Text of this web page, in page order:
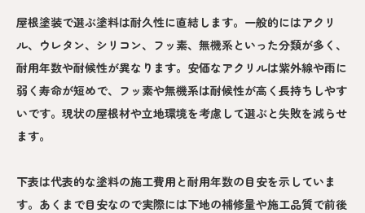
屋根塗装で選ぶ塗料は耐久性に直結します。一般的にはアクリ
ル、ウレタン、シリコン、フッ素、無機系といった分類が多く、
耐用年数や耐候性が異なります。安価なアクリルは紫外線や雨に
弱く寿命が短めで、フッ素や無機系は耐候性が高く長持ちしやす
いです。現状の屋根材や立地環境を考慮して選ぶと失敗を減らせ
ます。
下表は代表的な塗料の施工費用と耐用年数の目安を示していま
す。あくまで目安なので実際には下地の補修量や施工品質で前後